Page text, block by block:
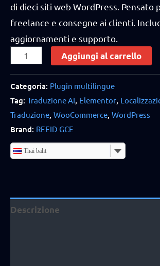
di dieci siti web WordPress. Pensato
freelance e consegne ai clienti.
aggiornamenti e supporto.
Aggiungi al carrello
Categoria: Plugin multilingue
Tag: Traduzione AI, Elementor,
Traduzione, WooCommerce, WordPress
Brand: REEID GCE
Thai baht
Descrizione